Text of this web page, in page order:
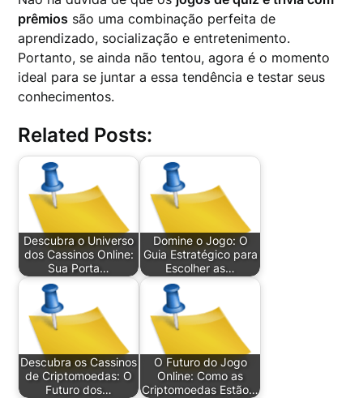
prêmios são uma combinação perfeita de
aprendizado, socialização e entretenimento.
Portanto, se ainda não tentou, agora é o momento
ideal para se juntar a essa tendência e testar seus
conhecimentos.
Related Posts:
Descubra o Universo
dos Cassinos Online:
Sua Porta…
Domine o Jogo: O
Guia Estratégico para
Escolher as…
Descubra os Cassinos
de Criptomoedas: O
Futuro dos…
O Futuro do Jogo
Online: Como as
Criptomoedas Estão…